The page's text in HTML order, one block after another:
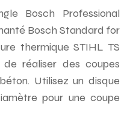
Bosch Professional
Bosch Standard for
thermique STIHL TS
réaliser des coupes
Utilisez un disque
pour une coupe